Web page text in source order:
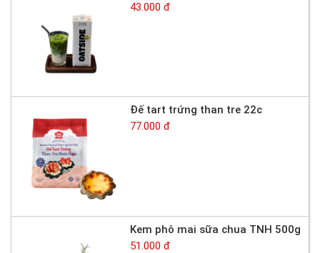
43.000 đ
Đế tart trứng than tre 22c
77.000 đ
Kem phô mai sữa chua TNH 500g
51.000 đ